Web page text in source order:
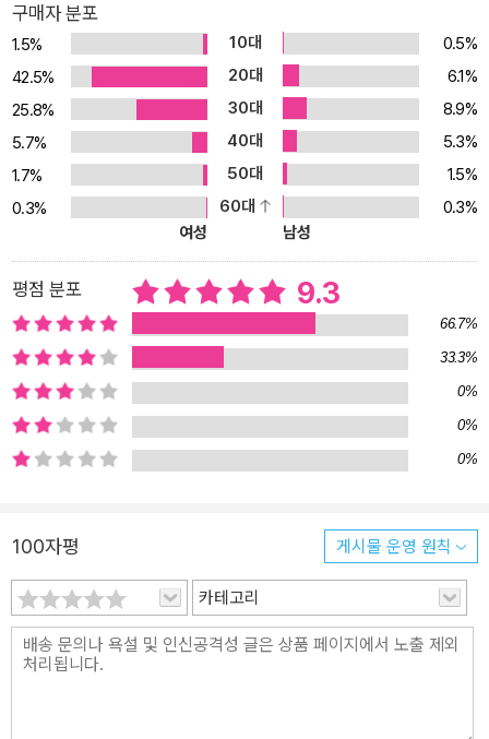
는 ‘캐피톨’이라는 이름의 수도가 있고, 모든 부가 이곳에 집중되어 있
다. 주변 구역은 캐피톨에 대항해 반란을 일으키지만 결국 실패로 돌
아가고 만다.
그로부터 시작된 판엠의 피비린내 나는 공포 정치를 상징하는 것이
바로 ‘헝거 게임’. 헝거 게임은 해마다 12개 구역에서 각기 두 명씩의
십대 소년 소녀를 추첨으로 뽑은 후, 한 명만 살아남을 때까지 서로 죽
고 죽이게 하는 잔인한 유희다. 또 이 모든 과정은, 24시간 리얼리티
TV쇼로 생중계된다.
마침내 온갖 위험이 도사리고 있는 ‘경기장’에 던져지는 스물 네 명의
십대들. 죽지 않으려면 먼저 죽여야 한다. 이제 오직 단 한 명의 생존
자를 가려내기 위한 잔혹한 게임이 시작된다!
<각 권 내용>
1권 <헝거 게임>
폐허가 된 북미대륙에 독재국가 '판엠'이 건설된다. 판엠의 중심부에
명의 생존자를 가려내기 위한 잔혹한 게임이 시작된다!
2권 <캣칭 파이어>
기지를 발휘해 살아남은 캣니스와 피타는 우승자 마을에서 살게 된
다. 하지만 캐피톨은 특히 캣니스를 눈엣가시로 여기게 된다. 어느 날
구매자 분포
1.5% 10대
0.5%
42.5%
20대
6.1%
25.8%
30대
8.9%
5.7%
40대
5.3%
1.7%
50대
1.5%
0.3%
60대
0.3%
여성
남성
평점 분포 9.3
66.7%
33.3%
0%
0%
0%
100자평 게시물 운영 원칙
카테고리